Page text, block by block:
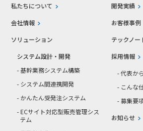
私たちについて
会社情報
ソリューション
システム設計・開発
- 基幹業務システム構築
- システム間連携開発
- かんたん受発注システム
- ECサイト対応型販売管理シス
テム
開発実績
お客様事例
テックノー
採用情報
- 代表か
- こんな
- 募集要
お知らせ